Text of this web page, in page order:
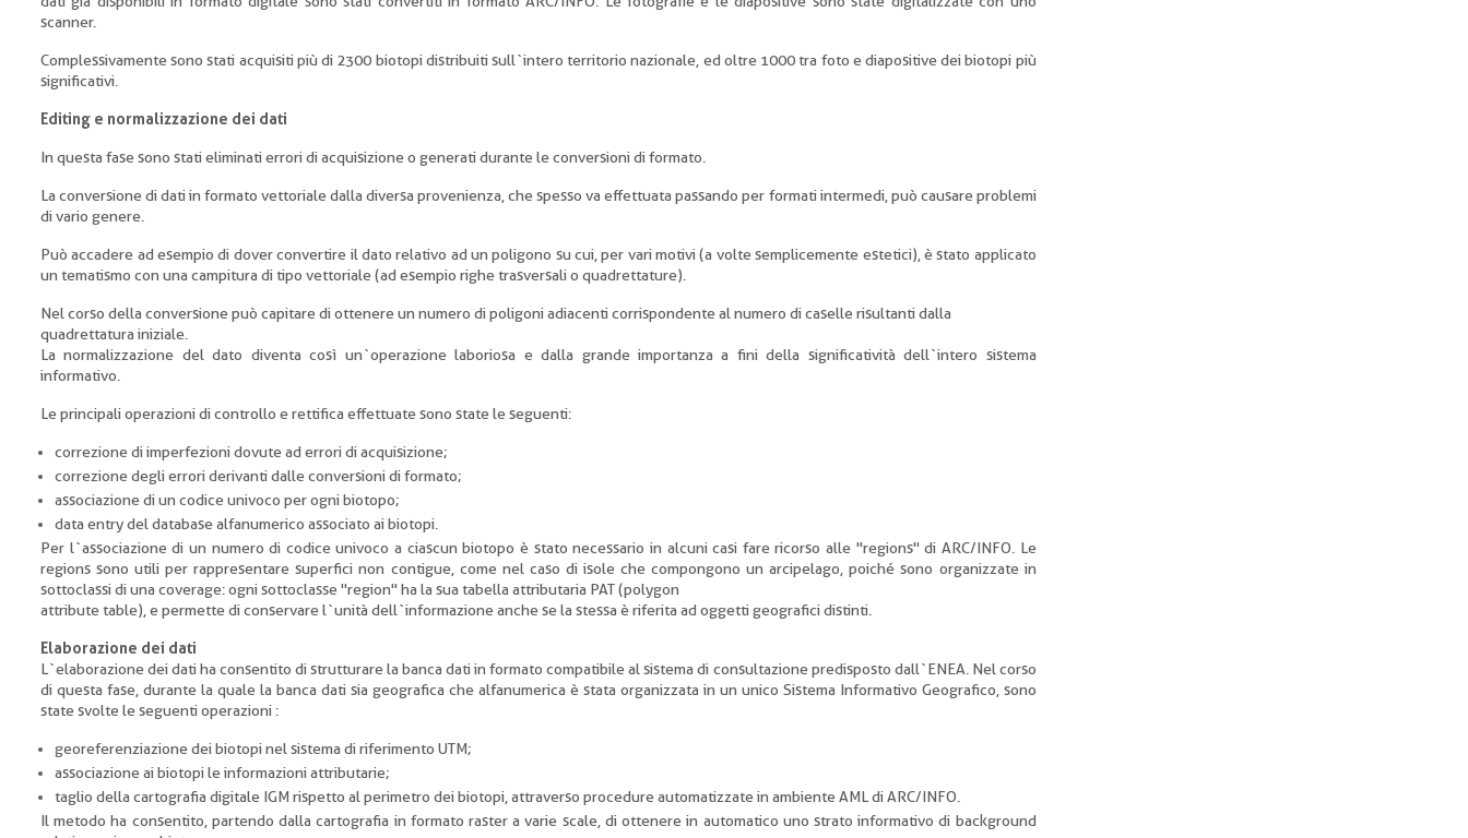
scanner.
Complessivamente sono stati acquisiti più di 2300 biotopi distribuiti sull`intero territorio nazionale, ed oltre 1000 tra foto e diapositive dei biotopi più
significativi.
Editing e normalizzazione dei dati
In questa fase sono stati eliminati errori di acquisizione o generati durante le conversioni di formato.
La conversione di dati in formato vettoriale dalla diversa provenienza, che spesso va effettuata passando per formati intermedi, può causare problemi
di vario genere.
Può accadere ad esempio di dover convertire il dato relativo ad un poligono su cui, per vari motivi (a volte semplicemente estetici), è stato applicato
un tematismo con una campitura di tipo vettoriale (ad esempio righe trasversali o quadrettature).
Nel corso della conversione può capitare di ottenere un numero di poligoni adiacenti corrispondente al numero di caselle risultanti dalla
quadrettatura iniziale.
La normalizzazione del dato diventa così un`operazione laboriosa e dalla grande importanza a fini della significatività dell`intero sistema
informativo.
Le principali operazioni di controllo e rettifica effettuate sono state le seguenti:
correzione di imperfezioni dovute ad errori di acquisizione;
correzione degli errori derivanti dalle conversioni di formato;
associazione di un codice univoco per ogni biotopo;
data entry del database alfanumerico associato ai biotopi.
Per l`associazione di un numero di codice univoco a ciascun biotopo è stato necessario in alcuni casi fare ricorso alle "regions" di ARC/INFO. Le
regions sono utili per rappresentare superfici non contigue, come nel caso di isole che compongono un arcipelago, poiché sono organizzate in
sottoclassi di una coverage: ogni sottoclasse "region" ha la sua tabella attributaria PAT (polygon
attribute table), e permette di conservare l`unità dell`informazione anche se la stessa è riferita ad oggetti geografici distinti.
Elaborazione dei dati
L`elaborazione dei dati ha consentito di strutturare la banca dati in formato compatibile al sistema di consultazione predisposto dall`ENEA. Nel corso
di questa fase, durante la quale la banca dati sia geografica che alfanumerica è stata organizzata in un unico Sistema Informativo Geografico, sono
state svolte le seguenti operazioni :
georeferenziazione dei biotopi nel sistema di riferimento UTM;
associazione ai biotopi le informazioni attributarie;
taglio della cartografia digitale IGM rispetto al perimetro dei biotopi, attraverso procedure automatizzate in ambiente AML di ARC/INFO.
Il metodo ha consentito, partendo dalla cartografia in formato raster a varie scale, di ottenere in automatico uno strato informativo di background